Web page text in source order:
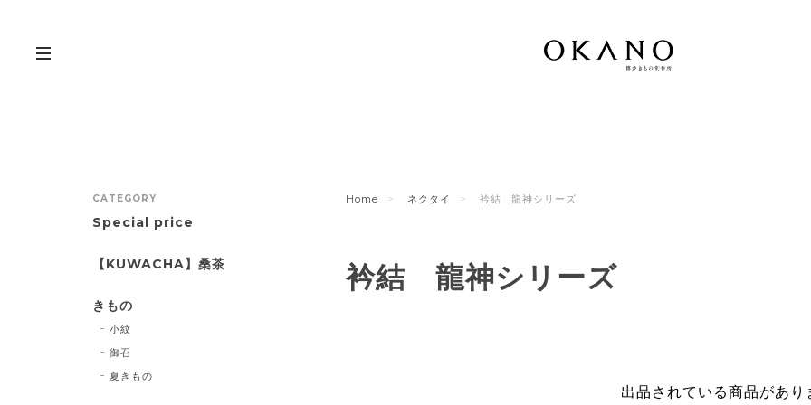
Home ネクタイ 衿結 龍神シリーズ
衿結 龍神シリーズ
出品されている商品があり
CATEGORY
Special price
【KUWACHA】桑茶
きもの
小紋
御召
夏きもの